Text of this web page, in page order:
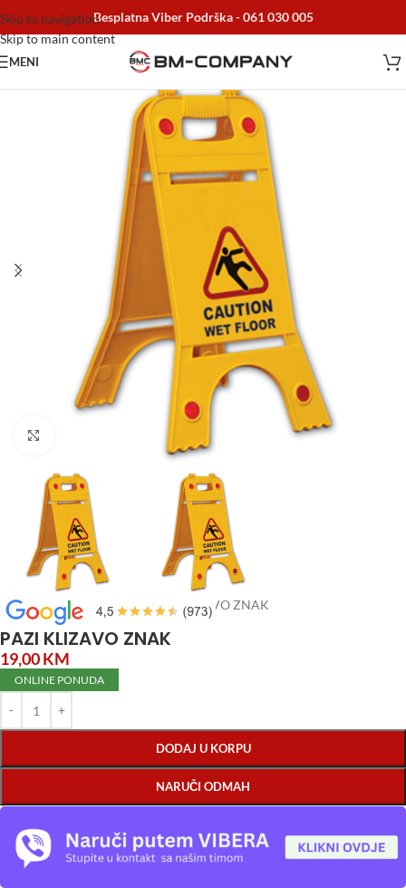
Skip to navigation
Skip to main content
Besplatna Viber Podrška -061 030 005
MENI
Početna/Home i Decor/ PAZI KLIZAVO ZNAK
PAZI KLIZAVO ZNAK
19,00KM
ONLINE PONUDA
DODAJ U KORPU
NARUČI ODMAH